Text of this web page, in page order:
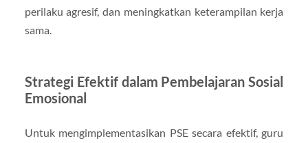
perilaku agresif, dan meningkatkan keterampilan kerja
sama.
Strategi Efektif dalam Pembelajaran Sosial
Emosional
Untuk mengimplementasikan PSE secara efektif, guru